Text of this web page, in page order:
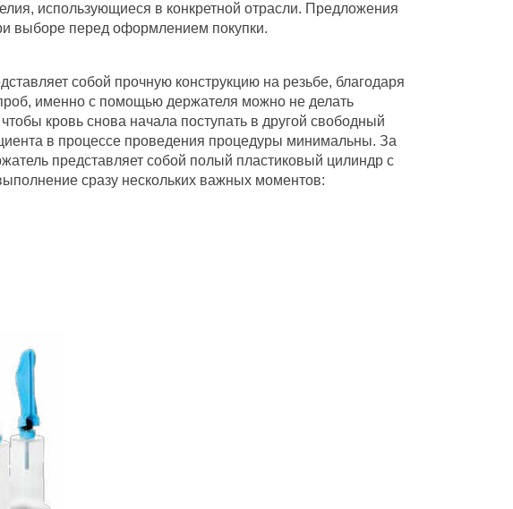
использующиеся в конкретной отрасли. Предложения
выборе перед оформлением покупки.
собой прочную конструкцию на резьбе, благодаря
именно с помощью держателя можно не делать
кровь снова начала поступать в другой свободный
в процессе проведения процедуры минимальны. За
представляет собой полый пластиковый цилиндр с
сразу нескольких важных моментов: